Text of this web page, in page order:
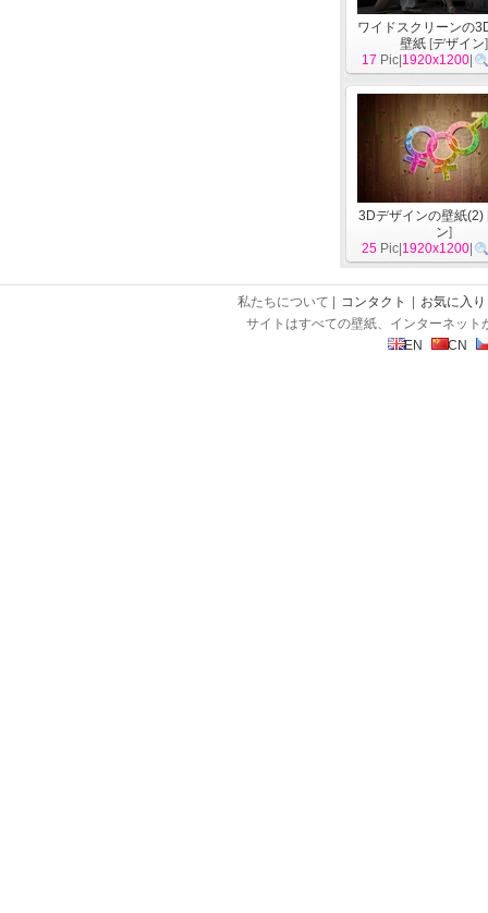
ワイドスクリーンの
壁紙 [デザイン]
17 Pic| 1920x1200
3Dデザインの壁紙(2)
ン]
25 Pic| 1920x1200
私たちについて | コンタクト
お気に入り
サイトはすべての壁紙、インターネッ
EN
CN